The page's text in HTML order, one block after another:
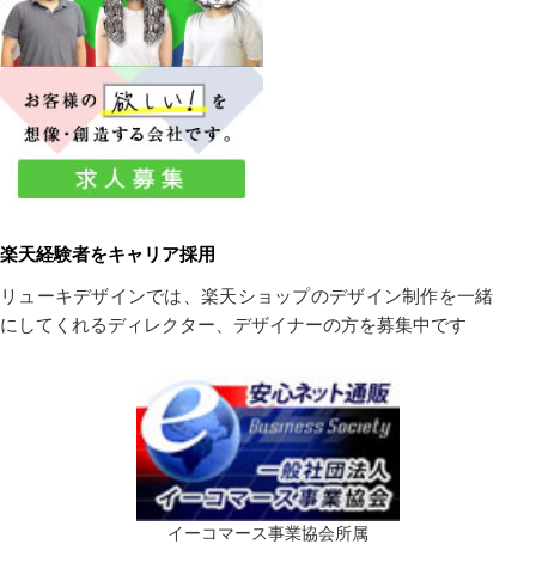
楽天経験者をキャリア採用
リューキデザインでは、楽天ショップのデザイン制作を一緒
にしてくれるディレクター、デザイナーの方を募集中です
イーコマース事業協会所属